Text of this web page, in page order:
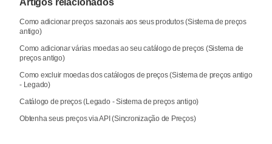
Como adicionar preços sazonais aos seus produtos (Sistema de preços
antigo)
Como adicionar várias moedas ao seu catálogo de preços (Sistema de
preços antigo)
Como excluir moedas dos catálogos de preços (Sistema de preços antigo
- Legado)
Catálogo de preços (Legado - Sistema de preços antigo)
Obtenha seus preços via API (Sincronização de Preços)